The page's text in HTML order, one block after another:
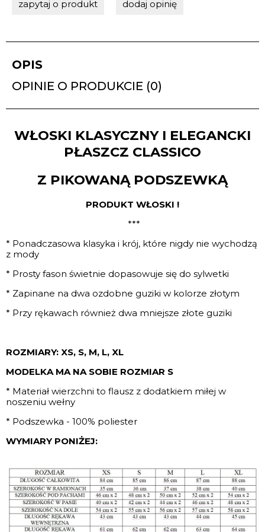
zapytaj o produkt dodaj opinię
OPIS
OPINIE O PRODUKCIE (0)
WŁOSKI KLASYCZNY I ELEGANCKI
PŁASZCZ CLASSICO
Z PIKOWANĄ PODSZEWKĄ
PRODUKT WŁOSKI !
***
* Ponadczasowa klasyka i krój, które nigdy nie wychodzą
z mody
* Prosty fason świetnie dopasowuje się do sylwetki
* Zapinane na dwa ozdobne guziki w kolorze złotym
* Przy rękawach również dwa mniejsze złote guziki
ROZMIARY: XS, S, M, L, XL
MODELKA MA NA SOBIE ROZMIAR S
* Materiał wierzchni to flausz z dodatkiem miłej w
noszeniu wełny
* Podszewka - 100% poliester
WYMIARY PONIŻEJ: